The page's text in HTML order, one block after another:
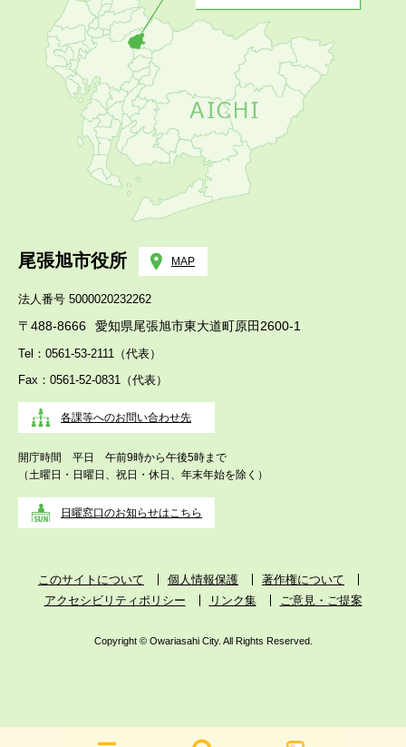
尾張旭市役所 MAP
法人番号 5000020232262
〒488-8666 愛知県尾張旭市東大道町原田2600-1
Tel：0561-53-2111（代表）
Fax：0561-52-0831（代表）
各課等へのお問い合わせ先
開庁時間 平日 午前9時から午後5時まで
（土曜日・日曜日、祝日・休日、年末年始を除く）
日曜窓口のお知らせはこちら
このサイトについて 個人情報保護
著作権について
アクセシビリティポリシー
リンク集 ご意見・ご提案
Copyright © Owariasahi City. All Rights Reserved.